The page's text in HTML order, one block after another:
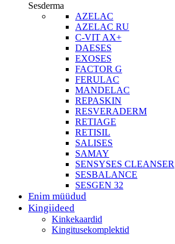
Sesderma
AZELAC
AZELAC RU
C-VIT AX+
DAESES
EXOSES
FACTOR G
FERULAC
MANDELAC
REPASKIN
RESVERADERM
RETIAGE
RETISIL
SALISES
SAMAY
SENSYSES CLEANSER
SESBALANCE
SESGEN 32
Enim müüdud
Kingiideed
Kinkekaardid
Kingitusekomplektid